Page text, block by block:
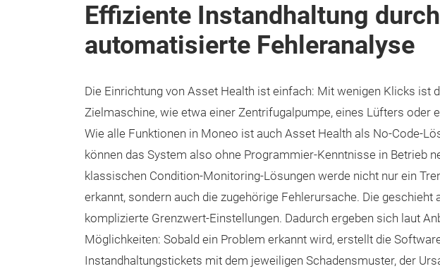
Effiziente Instandhaltung durch
automatisierte Fehleranalyse
Die Einrichtung von Asset Health ist einfach: Mit wenigen Klicks ist
Zielmaschine, wie etwa einer Zentrifugalpumpe, eines Lüfters oder
Wie alle Funktionen in Moneo ist auch Asset Health als No-Code-
können das System also ohne Programmier-Kenntnisse in Betrieb
klassischen Condition-Monitoring-Lösungen werde nicht nur ein
erkannt, sondern auch die zugehörige Fehlerursache. Die geschieht
komplizierte Grenzwert-Einstellungen. Dadurch ergeben sich laut
Möglichkeiten: Sobald ein Problem erkannt wird, erstellt die
Instandhaltungstickets mit dem jeweiligen Schadensmuster, der